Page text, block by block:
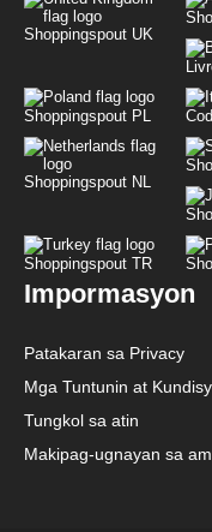
Shoppingspout UK
Shoppingspout PL
Shoppingspout NL
Shoppingspout TR
Impormasyon
Patakaran sa Privacy
Mga Tuntunin at
Tungkol sa atin
Makipag-ugnayan sa